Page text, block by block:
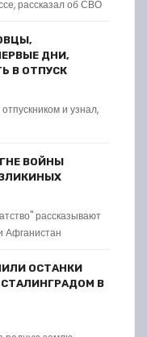
рассказал об СВО
ДНИ,
В ОТПУСК
и узнал,
ВОЙНЫ
рассказывают
Афганистан
ОСТАНКИ
В